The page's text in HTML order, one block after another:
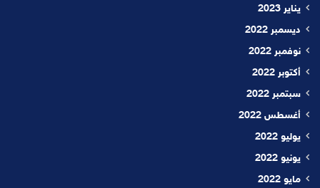
يناير 2023
ديسمبر 2022
نوفمبر 2022
أكتوبر 2022
سبتمبر 2022
أغسطس 2022
يوليو 2022
يونيو 2022
مايو 2022